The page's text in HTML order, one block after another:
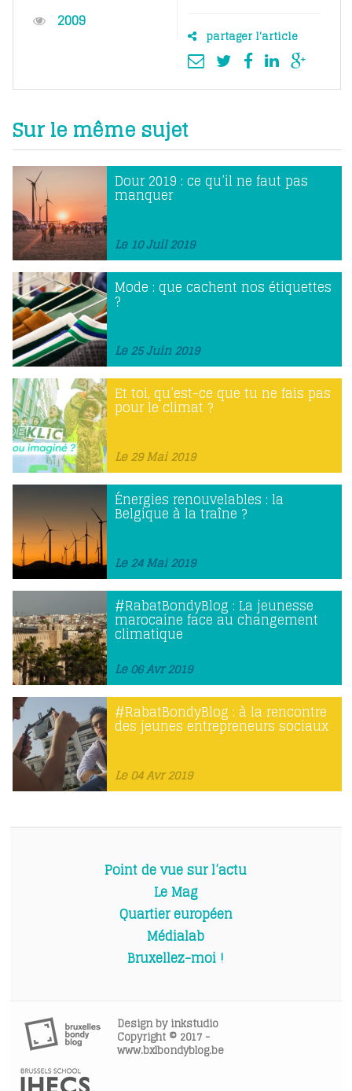
2009
partager l'article
Sur le même sujet
Dour 2019 : ce qu’il ne faut pas
manquer
Le 10 Juil 2019
Mode : que cachent nos étiquettes
?
Le 25 Juin 2019
Et toi, qu’est-ce que tu ne fais pas
pour le climat ?
Le 29 Mai 2019
Énergies renouvelables : la
Belgique à la traîne ?
Le 24 Mai 2019
#RabatBondyBlog : La jeunesse
marocaine face au changement
climatique
Le 06 Avr 2019
#RabatBondyBlog : à la rencontre
des jeunes entrepreneurs sociaux
Le 04 Avr 2019
Point de vue sur l’actu
Le Mag
Quartier européen
Médialab
Bruxellez-moi !
Design byinkstudio
Copyright © 2017 -
www.bxlbondyblog.be